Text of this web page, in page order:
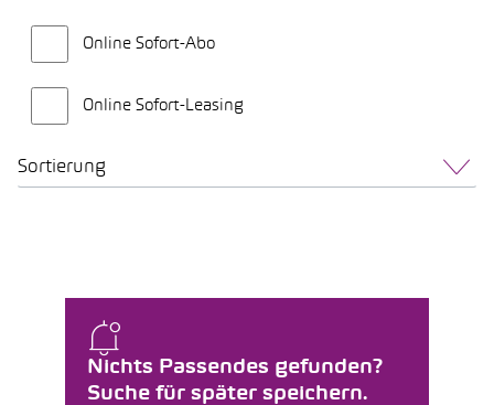
Online Sofort-Abo
Online Sofort-Leasing
Sortierung
Nichts Passendes gefunden?
Suche für später speichern.